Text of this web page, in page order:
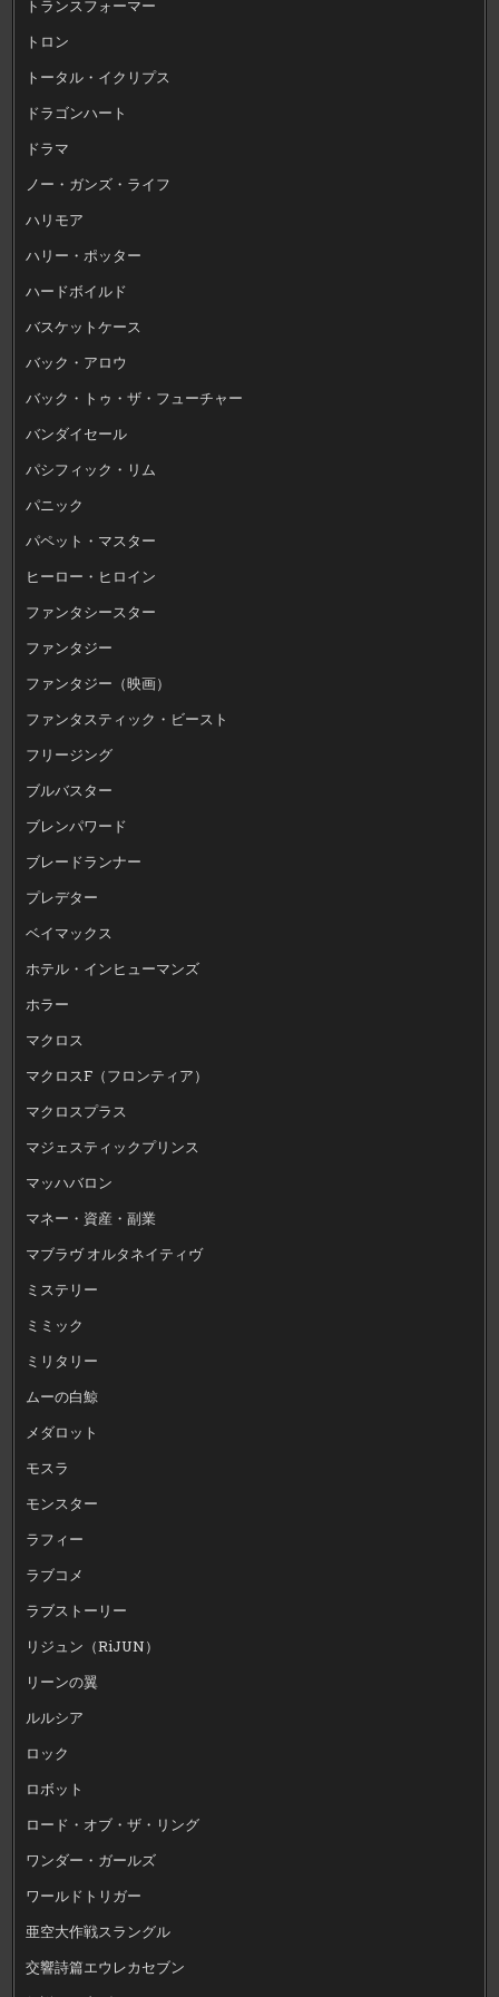
トランスフォーマー
トロン
トータル・イクリプス
ドラゴンハート
ドラマ
ノー・ガンズ・ライフ
ハリモア
ハリー・ポッター
ハードボイルド
バスケットケース
バック・アロウ
バック・トゥ・ザ・フューチャー
バンダイセール
パシフィック・リム
パニック
パペット・マスター
ヒーロー・ヒロイン
ファンタシースター
ファンタジー
ファンタジー（映画）
ファンタスティック・ビースト
フリージング
ブルバスター
ブレンパワード
ブレードランナー
プレデター
ベイマックス
ホテル・インヒューマンズ
ホラー
マクロス
マクロスF（フロンティア）
マクロスプラス
マジェスティックプリンス
マッハバロン
マネー・資産・副業
マブラヴ オルタネイティヴ
ミステリー
ミミック
ミリタリー
ムーの白鯨
メダロット
モスラ
モンスター
ラフィー
ラブコメ
ラブストーリー
リジュン（RiJUN）
リーンの翼
ルルシア
ロック
ロボット
ロード・オブ・ザ・リング
ワンダー・ガールズ
ワールドトリガー
亜空大作戦スラングル
交響詩篇エウレカセブン